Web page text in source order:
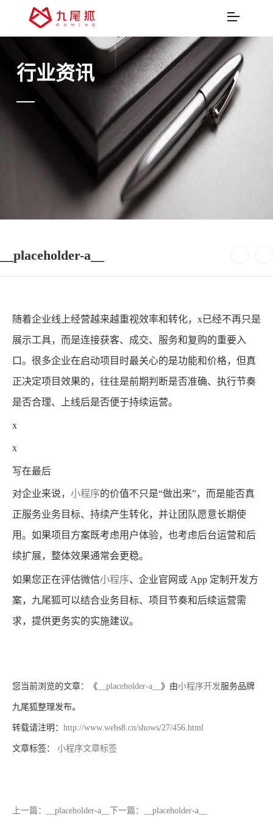
行业资讯
__placeholder-a__
随着企业线上经营越来越重视效率和转化，x已经不再只是
展示工具，而是连接获客、成交、服务和复购的重要入
口。很多企业在启动项目时最关心的是功能和价格，但真
正决定项目效果的，往往是前期判断是否准确、执行节奏
是否合理、上线后是否便于持续运营。
x
x
写在最后
对企业来说， 小程序的价值不只是“做出来”，而是能否真
正服务业务目标、持续产生转化，并让团队愿意长期使
用。如果项目方案既考虑用户体验，也考虑后台运营和后
续扩展，整体效果通常会更稳。
如果您正在评估微信小程序、企业官网或 App 定制开发方
案，九尾狐可以结合业务目标、项目节奏和后续运营需
求，提供更务实的实施建议。
您当前浏览的文章：《 __placeholder-a__ 》由小程序开发服务品牌
九尾狐整理发布。
转载请注明： http://www.webs8.cn/shows/27/456.html
文章标签： 小程序文章标签
上一篇：__placeholder-a__ 下一篇：__placeholder-a__